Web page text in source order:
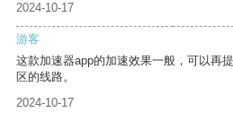
2024-10-17
游客
这款加速器app的加速效果一般，可以再
区的线路。
2024-10-17